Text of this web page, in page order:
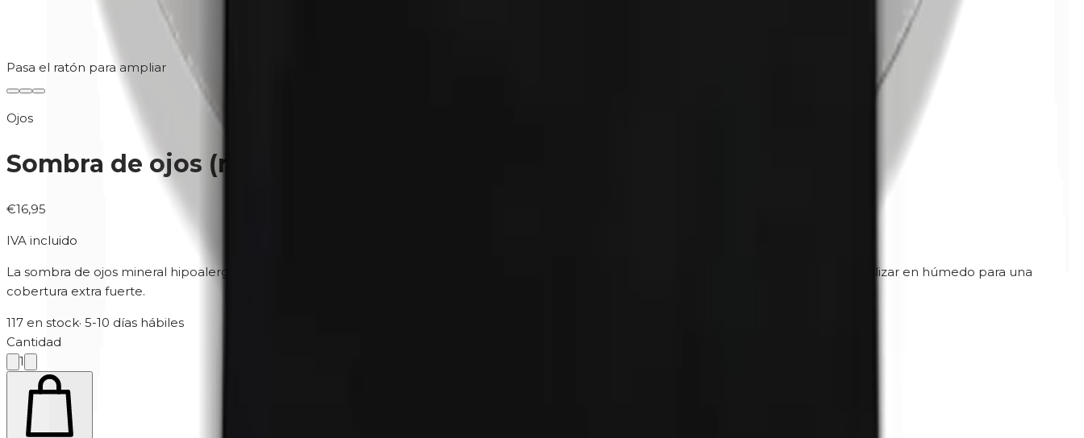
Pasa el ratón para ampliar
Ojos
Sombra de ojos (recambio) | 0484 Turquoise
€16,95
IVA incluido
La sombra de ojos mineral hipoalergénica, sin perfume y sin parabenos para las paletas magnéticas de Unity Cosmetics. También se puede utilizar en húmedo para una
cobertura extra fuerte.
117 en stock· 5-10 días hábiles
Cantidad
1